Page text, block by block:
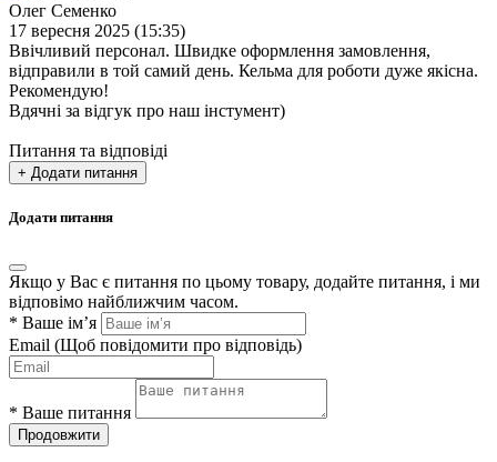
Олег Семенко
17 вересня 2025 (15:35)
Ввічливий персонал. Швидке оформлення замовлення,
відправили в той самий день. Кельма для роботи дуже якісна.
Рекомендую!
Вдячні за відгук про наш інстумент)
Питання та відповіді
+ Додати питання
Додати питання
Якщо у Вас є питання по цьому товару, додайте питання, і ми
відповімо найближчим часом.
* Ваше ім’я
Email (Щоб повідомити про відповідь)
* Ваше питання
Продовжити